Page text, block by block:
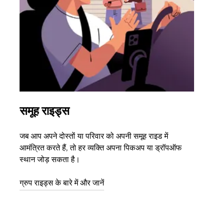
समूह राइड्स
जब आप अपने दोस्तों या परिवार को अपनी समूह राइड में
आमंत्रित करते हैं, तो हर व्यक्ति अपना पिकअप या ड्रॉपऑफ
स्थान जोड़ सकता है।
ग्रुप राइड्स के बारे में और जानें